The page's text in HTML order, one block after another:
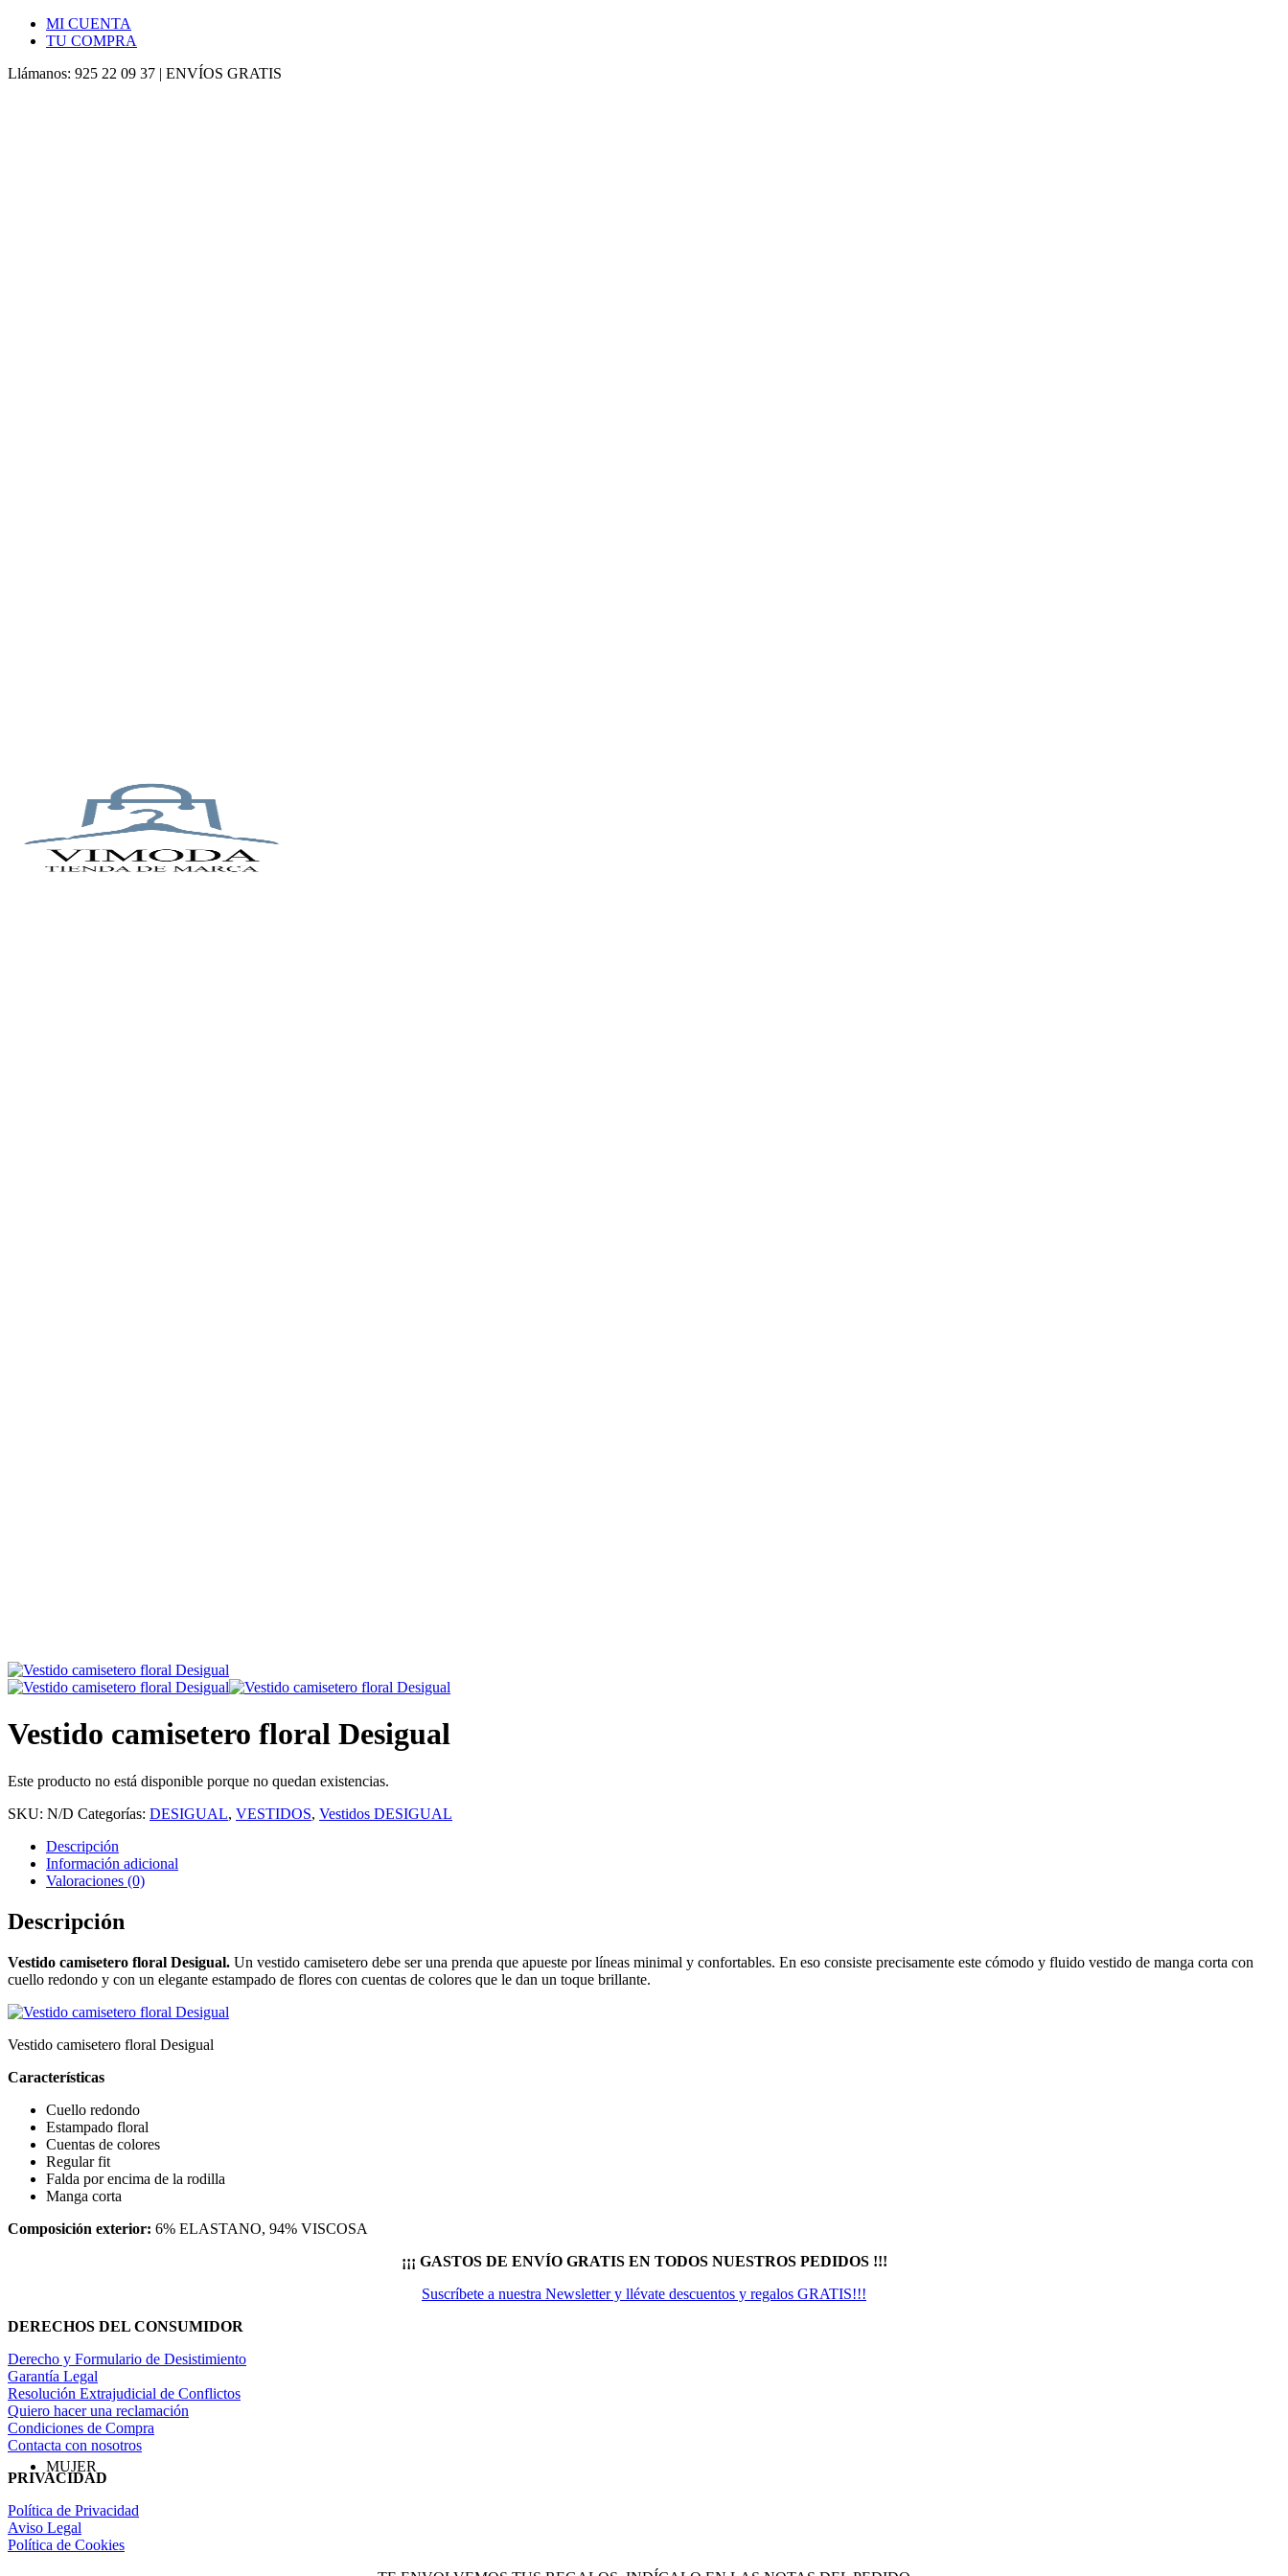
MI CUENTA
TU COMPRA
Llámanos: 925 22 09 37 | ENVÍOS GRATIS
MUJER
Vestido camisetero floral Desigual
Este producto no está disponible porque no quedan existencias.
SKU: N/D Categorías: DESIGUAL, VESTIDOS, Vestidos DESIGUAL
Descripción
Información adicional
Valoraciones (0)
Descripción
Vestido camisetero floral Desigual. Un vestido camisetero debe ser una prenda que apueste por líneas minimal y confortables. En eso consiste precisamente este cómodo y fluido vestido de manga corta con
cuello redondo y con un elegante estampado de flores con cuentas de colores que le dan un toque brillante.
Vestido camisetero floral Desigual
Características
Cuello redondo
Estampado floral
Cuentas de colores
Regular fit
Falda por encima de la rodilla
Manga corta
Composición exterior: 6% ELASTANO, 94% VISCOSA
¡¡¡ GASTOS DE ENVÍO GRATIS EN TODOS NUESTROS PEDIDOS !!!
Suscríbete a nuestra Newsletter y llévate descuentos y regalos GRATIS!!!
DERECHOS DEL CONSUMIDOR
Derecho y Formulario de Desistimiento
Garantía Legal
Resolución Extrajudicial de Conflictos
Quiero hacer una reclamación
Condiciones de Compra
Contacta con nosotros
PRIVACIDAD
Política de Privacidad
Aviso Legal
Política de Cookies